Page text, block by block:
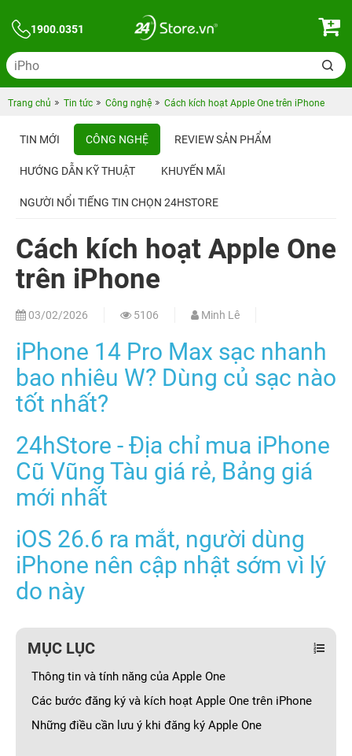
1900.0351
Trang chủ Tin tức Công nghệ Cách kích hoạt Apple One trên iPhone
TIN MỚI CÔNG NGHỆ REVIEW SẢN PHẨM
HƯỚNG DẪN KỸ THUẬT KHUYẾN MÃI
NGƯỜI NỔI TIẾNG TIN CHỌN 24HSTORE
Cách kích hoạt Apple One
trên iPhone
03/02/2026 5106 Minh Lê
iPhone 14 Pro Max sạc nhanh
bao nhiêu W? Dùng củ sạc nào
tốt nhất?
24hStore - Địa chỉ mua iPhone
Cũ Vũng Tàu giá rẻ, Bảng giá
mới nhất
iOS 26.6 ra mắt, người dùng
iPhone nên cập nhật sớm vì lý
do này
MỤC LỤC
Thông tin và tính năng của Apple One
Các bước đăng ký và kích hoạt Apple One trên iPhone
Những điều cần lưu ý khi đăng ký Apple One